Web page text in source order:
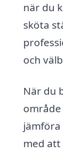
när du
sköta
och
När du
med